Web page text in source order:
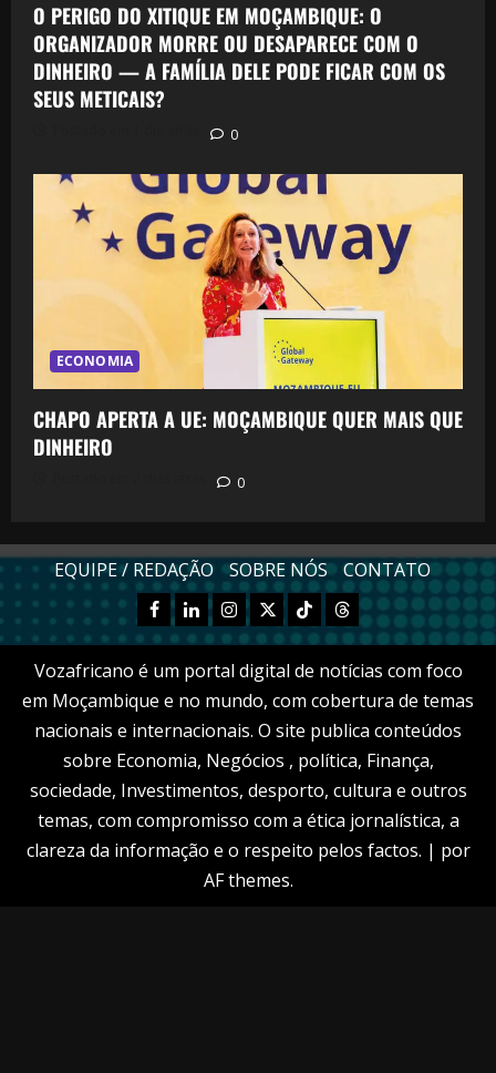
O PERIGO DO XITIQUE EM MOÇAMBIQUE: O
ORGANIZADOR MORRE OU DESAPARECE COM O
DINHEIRO — A FAMÍLIA DELE PODE FICAR COM OS
SEUS METICAIS?
0
ECONOMIA
CHAPO APERTA A UE: MOÇAMBIQUE QUER MAIS QUE
DINHEIRO
0
EQUIPE / REDAÇÃO SOBRE NÓS CONTATO
Facebook
LinkednInstagram
X TikTokThreads
Vozafricano é um portal digital de notícias com foco
em Moçambique e no mundo, com cobertura de temas
nacionais e internacionais. O site publica conteúdos
sobre Economia, Negócios , política, Finança,
sociedade, Investimentos, desporto, cultura e outros
temas, com compromisso com a ética jornalística, a
clareza da informação e o respeito pelos factos. | por
AF themes.